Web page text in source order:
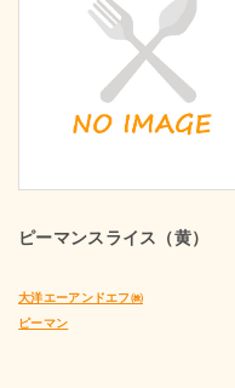
ピーマンスライス（黄）
大洋エーアンドエフ㈱
ピーマン